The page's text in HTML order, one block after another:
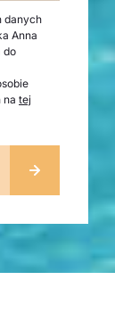
danych
Anna
do
na tej